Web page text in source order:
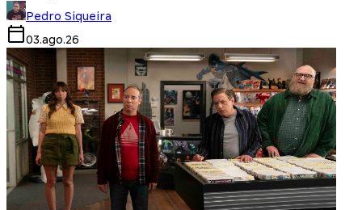
Pedro Siqueira
03.ago.26